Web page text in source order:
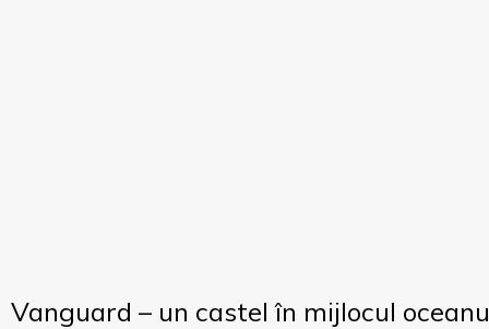
Vanguard – un castel în mijlocul